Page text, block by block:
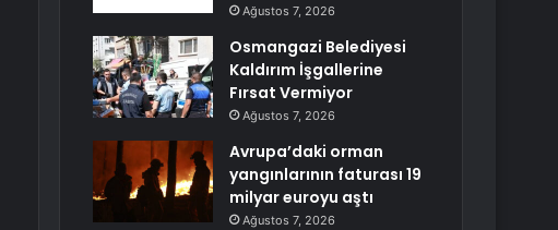
Ağustos 7, 2026
Osmangazi Belediyesi
Kaldırım İşgallerine
Fırsat Vermiyor
Ağustos 7, 2026
Avrupa’daki orman
yangınlarının faturası 19
milyar euroyu aştı
Ağustos 7, 2026